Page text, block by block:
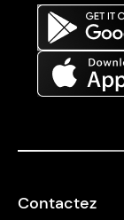
Contactez